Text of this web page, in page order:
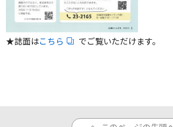
反社会的勢力に対する基本方針
院内感染対策指針
★誌面はこちら でご覧いただけます。